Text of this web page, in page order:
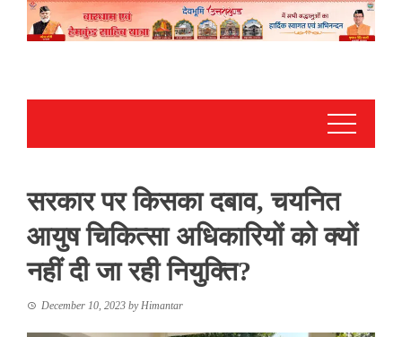
सरकार पर किसका दबाव, चयनित
आयुष चिकित्सा अधिकारियों को क्यों
नहीं दी जा रही नियुक्ति?
December 10, 2023 byHimantar